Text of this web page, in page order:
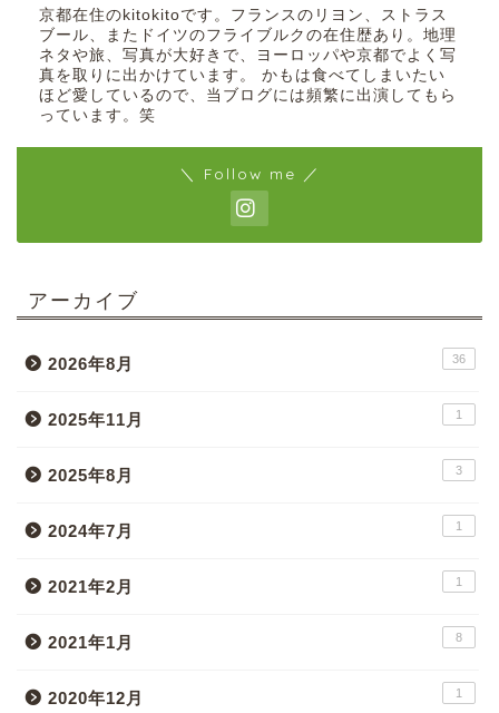
京都在住のkitokitoです。フランスのリヨン、ストラス
ブール、またドイツのフライブルクの在住歴あり。地理
ネタや旅、写真が大好きで、ヨーロッパや京都でよく写
真を取りに出かけています。 かもは食べてしまいたい
ほど愛しているので、当ブログには頻繁に出演してもら
っています。笑
＼ Follow me ／
アーカイブ
2026年8月 36
2025年11月 1
2025年8月 3
2024年7月 1
2021年2月 1
2021年1月 8
2020年12月 1